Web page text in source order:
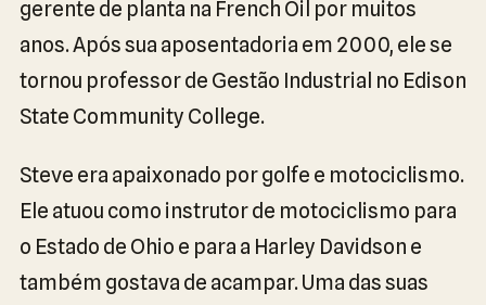
gerente de planta na French Oil por muitos
anos. Após sua aposentadoria em 2000, ele se
tornou professor de Gestão Industrial no Edison
State Community College.
Steve era apaixonado por golfe e motociclismo.
Ele atuou como instrutor de motociclismo para
o Estado de Ohio e para a Harley Davidson e
também gostava de acampar. Uma das suas